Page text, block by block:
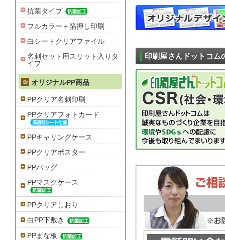
印刷屋さんドットコム
抗菌タイプ
フルカラー＋箔押し印刷
白シートクリアファイル
名刺セット用スリット入りタ
イプ
オリジナルPP商品
PPクリア名刺印刷
PPクリアフォトカード
PPキャリングケース
PPクリアポスター
PPバッグ
PPマスクケース
PPクリアしおり
白PP下敷き
PPまな板